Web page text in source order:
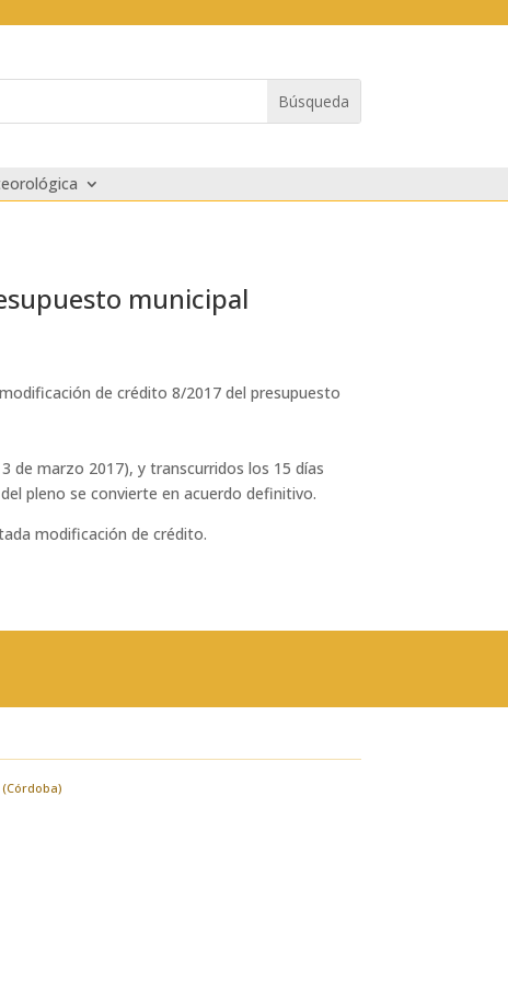
municipal
de crédito 8/2017 del presupuesto
de marzo 2017), y transcurridos los 15 días
pleno se convierte en acuerdo definitivo.
modificación de crédito.